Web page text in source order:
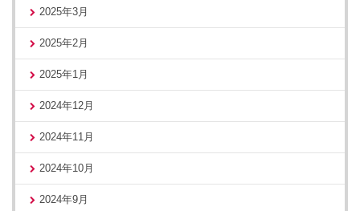
2025年3月
2025年2月
2025年1月
2024年12月
2024年11月
2024年10月
2024年9月